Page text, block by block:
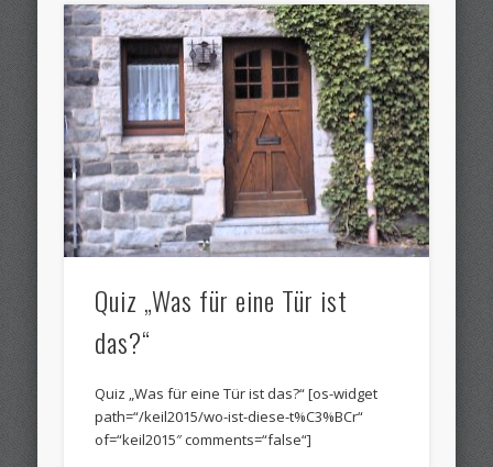
Quiz „Was für eine Tür ist
das?“
Quiz „Was für eine Tür ist das?“ [os-widget
path=“/keil2015/wo-ist-diese-t%C3%BCr“
of=“keil2015″ comments=“false“]